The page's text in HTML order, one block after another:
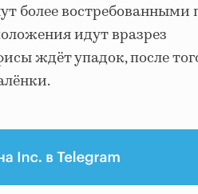
более востребованными
идут вразрез
ждёт упадок, после